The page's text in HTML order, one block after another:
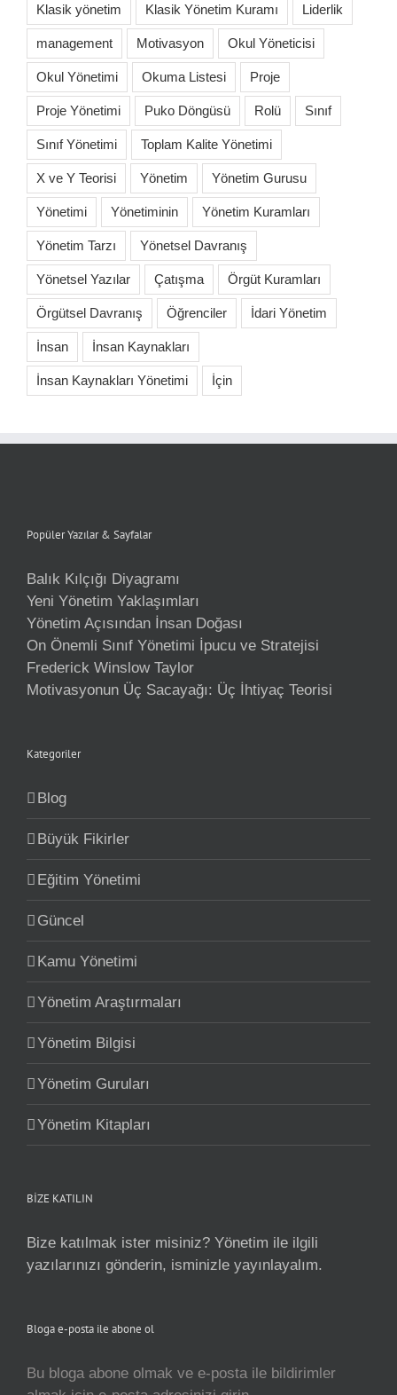
Klasik yönetim Klasik Yönetim Kuramı Liderlik
management Motivasyon Okul Yöneticisi
Okul Yönetimi Okuma Listesi Proje
Proje Yönetimi Puko Döngüsü Rolü Sınıf
Sınıf Yönetimi Toplam Kalite Yönetimi
X ve Y Teorisi Yönetim Yönetim Gurusu
Yönetimi Yönetiminin Yönetim Kuramları
Yönetim Tarzı Yönetsel Davranış
Yönetsel Yazılar Çatışma Örgüt Kuramları
Örgütsel Davranış Öğrenciler İdari Yönetim
İnsan İnsan Kaynakları
İnsan Kaynakları Yönetimi İçin
Popüler Yazılar & Sayfalar
Balık Kılçığı Diyagramı
Yeni Yönetim Yaklaşımları
Yönetim Açısından İnsan Doğası
On Önemli Sınıf Yönetimi İpucu ve Stratejisi
Frederick Winslow Taylor
Motivasyonun Üç Sacayağı: Üç İhtiyaç Teorisi
Kategoriler
Blog
Büyük Fikirler
Eğitim Yönetimi
Güncel
Kamu Yönetimi
Yönetim Araştırmaları
Yönetim Bilgisi
Yönetim Guruları
Yönetim Kitapları
BİZE KATILIN
Bize katılmak ister misiniz? Yönetim ile ilgili
yazılarınızı gönderin, isminizle yayınlayalım.
Bloga e-posta ile abone ol
Bu bloga abone olmak ve e-posta ile bildirimler